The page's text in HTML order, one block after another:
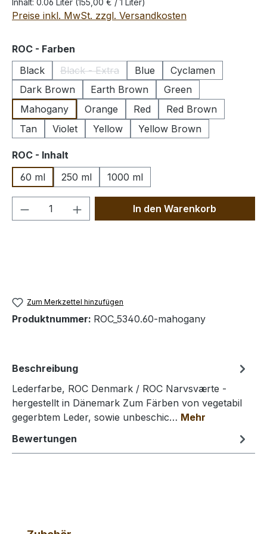
Inhalt: 0.06 Liter (155,00 € / 1 Liter)
Preise inkl. MwSt. zzgl. Versandkosten
ROC - Farben
Black
Black - Extra
(Diese Option ist zurzeit nicht verfügbar.)
Blue
Cyclamen
Dark Brown
Earth Brown
Green
Mahogany
Orange Red
Red Brown
Tan
Violet Yellow Yellow Brown
ROC - Inhalt
60 ml
250 ml 1000 ml
Produkt Anzahl: Gib denIn den Warenkorb
Zum Merkzettel hinzufügen
Produktnummer: ROC_5340.60-mahogany
Beschreibung
Lederfarbe, ROC Denmark / ROC Narvsværte -
hergestellt in Dänemark Zum Färben von vegetabil
gegerbtem Leder, sowie unbeschic… Mehr
Bewertungen